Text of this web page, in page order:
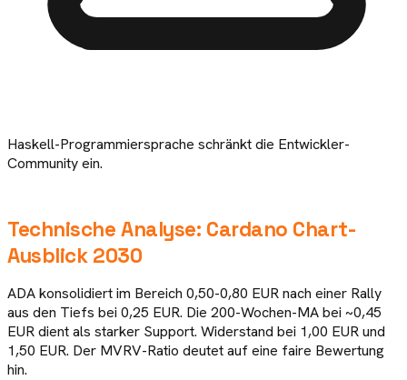
Haskell-Programmiersprache schränkt die Entwickler-
Community ein.
Technische Analyse: Cardano Chart-
Ausblick 2030
ADA konsolidiert im Bereich 0,50-0,80 EUR nach einer Rally
aus den Tiefs bei 0,25 EUR. Die 200-Wochen-MA bei ~0,45
EUR dient als starker Support. Widerstand bei 1,00 EUR und
1,50 EUR. Der MVRV-Ratio deutet auf eine faire Bewertung
hin.